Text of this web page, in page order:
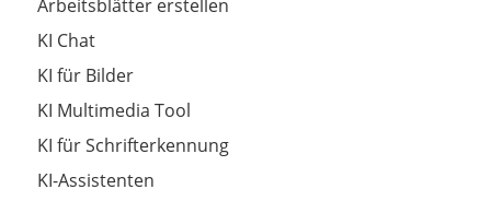
Arbeitsblätter erstellen
KI Chat
KI für Bilder
KI Multimedia Tool
KI für Schrifterkennung
KI-Assistenten